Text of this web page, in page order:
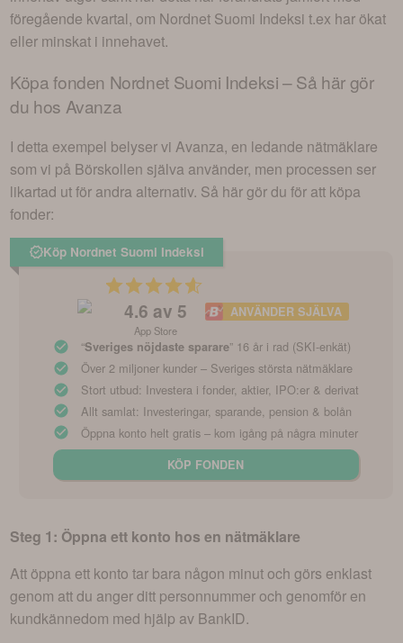
föregående kvartal, om Nordnet Suomi Indeksi t.ex har ökat
eller minskat i innehavet.
Köpa fonden Nordnet Suomi Indeksi– Så här gör
du hos Avanza
I detta exempel belyser vi Avanza, en ledande nätmäklare
som vi på Börskollen själva använder, men processen ser
likartad ut för andra alternativ. Så här gör du för att köpa
fonder:
Köp Nordnet Suomi Indeksi
4.6 av 5
App Store
ANVÄNDER SJÄLVA
“Sveriges nöjdaste sparare” 16 år i rad (SKI-enkät)
Över 2 miljoner kunder – Sveriges största nätmäklare
Stort utbud: Investera i fonder, aktier, IPO:er & derivat
Allt samlat: Investeringar, sparande, pension & bolån
Öppna konto helt gratis – kom igång på några minuter
KÖP FONDEN
Steg 1: Öppna ett konto hos en nätmäklare
Att öppna ett konto tar bara någon minut och görs enklast
genom att du anger ditt personnummer och genomför en
kundkännedom med hjälp av BankID.